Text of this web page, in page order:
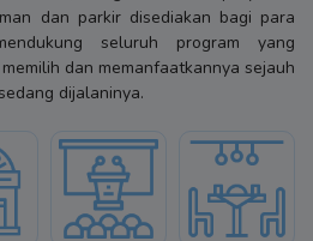
dan parkir disediakan bagi para
seluruh program yang
dan memanfaatkannya sejauh
dijalaninya.